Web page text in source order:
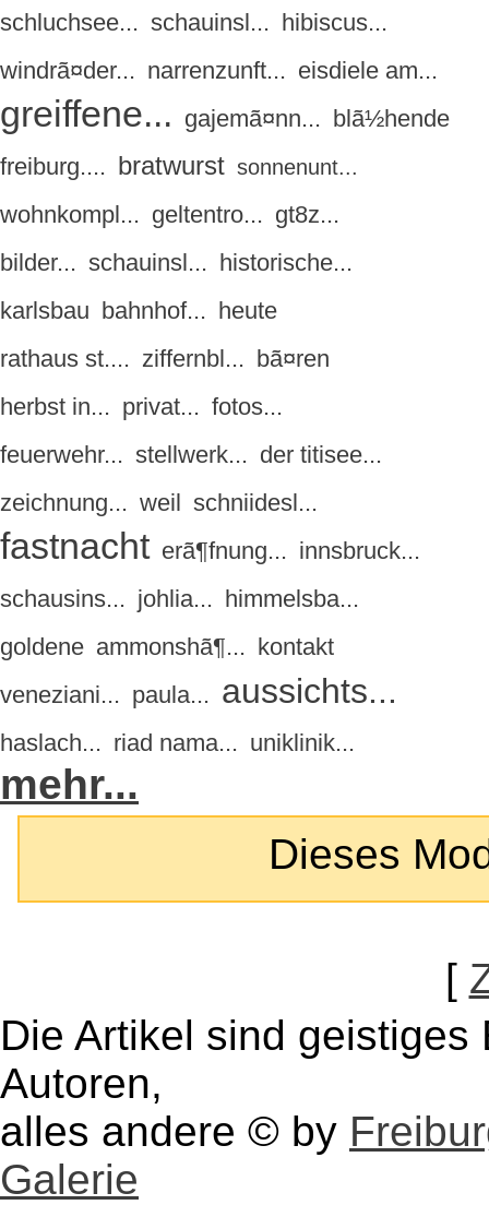
schluchsee... schauinsl... hibiscus...
windrã¤der... narrenzunft... eisdiele am...
greiffene... gajemã¤nn... blã½hende
freiburg.... bratwurst sonnenunt...
wohnkompl... geltentro... gt8z...
bilder... schauinsl... historische...
karlsbau bahnhof... heute
rathaus st.... ziffernbl... bã¤ren
herbst in... privat... fotos...
feuerwehr... stellwerk... der titisee...
zeichnung... weil schniidesl...
fastnacht erã¶fnung... innsbruck...
schausins... johlia... himmelsba...
goldene ammonshã¶... kontakt
veneziani... paula... aussichts...
haslach... riad nama... uniklinik...
mehr...
Dieses
[
Die Artikel sind
Autoren,
alles andere © by
Galerie